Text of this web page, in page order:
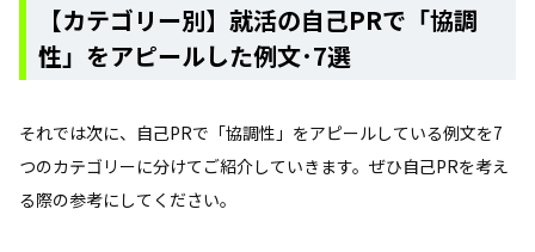
【カテゴリー別】就活の自己PRで「協調
性」をアピールした例文･7選
それでは次に、自己PRで「協調性」をアピールしている例文を7
つのカテゴリーに分けてご紹介していきます。ぜひ自己PRを考え
る際の参考にしてください。